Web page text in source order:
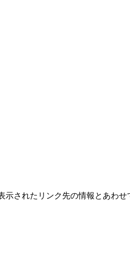
されたリンク先の情報とあわせ